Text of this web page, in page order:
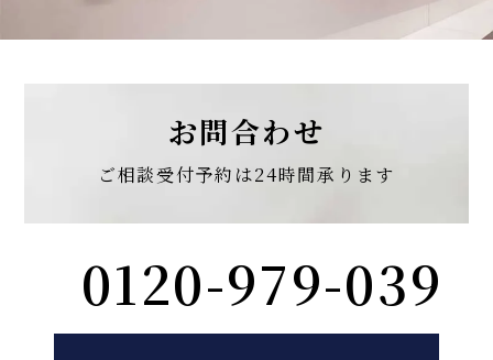
お問合わせ
ご相談受付予約は24時間承ります
0120-979-039